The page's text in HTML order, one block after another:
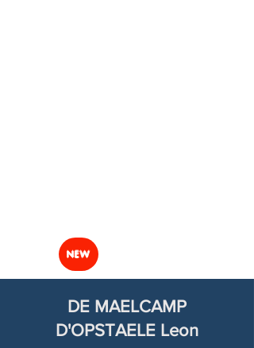
NEW
DE MAELCAMP
D'OPSTAELE Leon